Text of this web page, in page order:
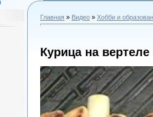
Главная » Видео » Хобби и
Курица на вертеле